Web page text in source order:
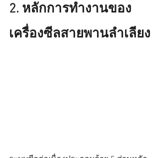
2. หลักการทำงานของ
เครื่องซีลสายพานลำเลียง